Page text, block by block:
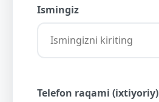
Ismingiz
Telefon raqami (ixtiyoriy)